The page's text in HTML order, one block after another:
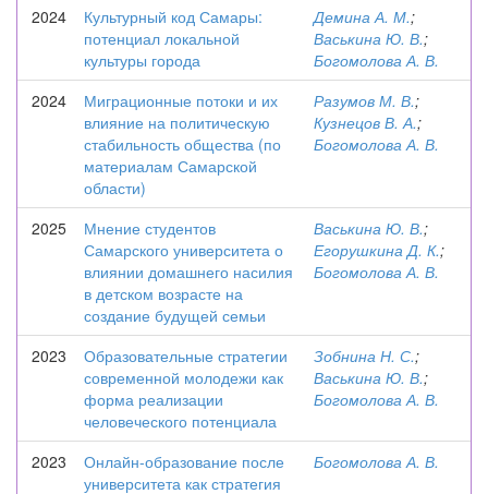
2024
Культурный код Самары:
потенциал локальной
культуры города
Демина А. М.;
Васькина Ю. В.;
Богомолова А. В.
2024
Миграционные потоки и их
влияние на политическую
стабильность общества (по
материалам Самарской
области)
Разумов М. В.;
Кузнецов В. А.;
Богомолова А. В.
2025
Мнение студентов
Самарского университета о
влиянии домашнего насилия
в детском возрасте на
создание будущей семьи
Васькина Ю. В.;
Егорушкина Д. К.;
Богомолова А. В.
2023
Образовательные стратегии
современной молодежи как
форма реализации
человеческого потенциала
Зобнина Н. С.;
Васькина Ю. В.;
Богомолова А. В.
2023
Онлайн-образование после
университета как стратегия
Богомолова А. В.